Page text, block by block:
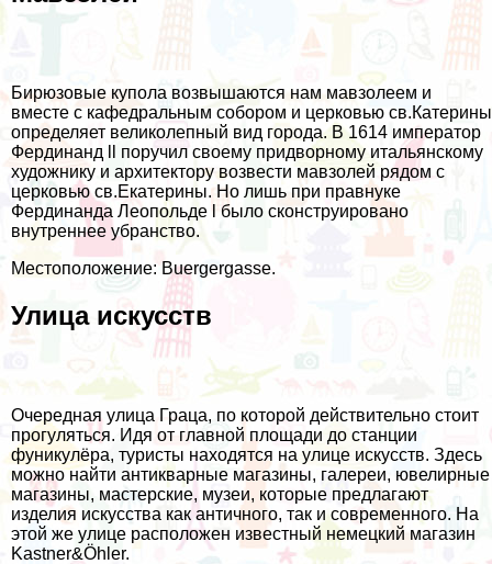
Бирюзовые купола возвышаются нам мавзолеем и
вместе с кафедральным собором и церковью св.Катерины
определяет великолепный вид города. В 1614 император
Фердинанд ll поручил своему придворному итальянскому
художнику и архитектору возвести мавзолей рядом с
церковью св.Екатерины. Но лишь при правнуке
Фердинанда Леопольде l было сконструировано
внутреннее убранство.
Местоположение: Buergergasse.
Улица искусств
Очередная улица Граца, по которой действительно стоит
прогуляться. Идя от главной площади до станции
фуникулёра, туристы находятся на улице искусств. Здесь
можно найти антикварные магазины, галереи, ювелирные
магазины, мастерские, музеи, которые предлагают
изделия искусства как античного, так и современного. На
этой же улице расположен известный немецкий магазин
Kastner&Öhler.